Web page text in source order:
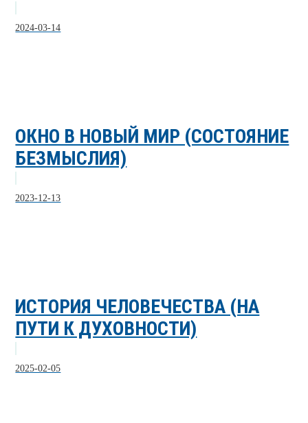
2024-03-14
ОКНО В НОВЫЙ МИР (СОСТОЯНИЕ
БЕЗМЫСЛИЯ)
2023-12-13
ИСТОРИЯ ЧЕЛОВЕЧЕСТВА (НА
ПУТИ К ДУХОВНОСТИ)
2025-02-05